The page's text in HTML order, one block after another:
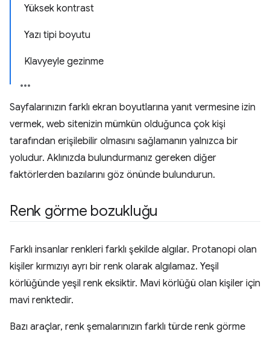
Yüksek kontrast
Yazı tipi boyutu
Klavyeyle gezinme
Sayfalarınızın farklı ekran boyutlarına yanıt vermesine izin
vermek, web sitenizin mümkün olduğunca çok kişi
tarafından erişilebilir olmasını sağlamanın yalnızca bir
yoludur. Aklınızda bulundurmanız gereken diğer
faktörlerden bazılarını göz önünde bulundurun.
Renk görme bozukluğu
Farklı insanlar renkleri farklı şekilde algılar. Protanopi olan
kişiler kırmızıyı ayrı bir renk olarak algılamaz. Yeşil
körlüğünde yeşil renk eksiktir. Mavi körlüğü olan kişiler için
mavi renktedir.
Bazı araçlar, renk şemalarınızın farklı türde renk görme